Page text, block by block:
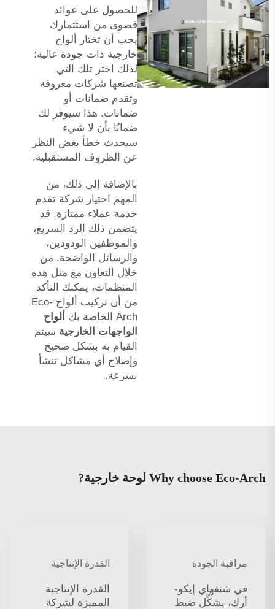
للحصول على عوائد
قصوى من استثمارك
يجب أن تختار ألواح
خارجية ذات جودة عالية؛
لذلك اختر تلك التي
تصنعها شركات معروفة
وتقدم ضمانات أو
ضمانات. هذا سيوفر لك
ضمانًا بأن لا شيء
سيحدث خطأ بغض النظر
عن الظروف المستقبلية.
بالإضافة إلى ذلك، من
المهم اختيار شركة تقدم
خدمة عملاء ممتازة. قد
يتضمن ذلك الرد السريع،
والموظفين الودودين،
والرسائل الواضحة. من
خلال التعاون مع مثل هذه
المنظمات، يمكنك التأكد
من أن تركيب ألواح Eco-
Arch الخاصة بك
ألواح
الواجهات الخارجية سيتم
القيام به بشكل صحيح
وإصلاح أي مشاكل تنشأ
بسرعة.
Why choose Eco-Arch لوحة خارجية?
مراقبة الجودة
في شنغهاي إيكو-
أرك، يشكِّل ضبط
القدرة الإنتاجية
القدرة الإنتاجية
المميزة لشركة